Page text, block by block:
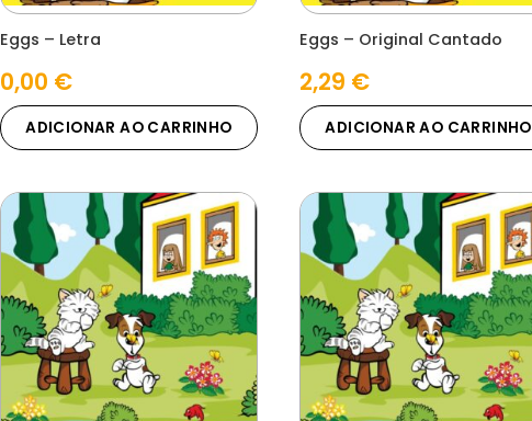
Eggs – Letra
0,00 €
ADICIONAR AO CARRINHO
Eggs – Original Cantado
2,29 €
ADICIONAR AO CARRINHO